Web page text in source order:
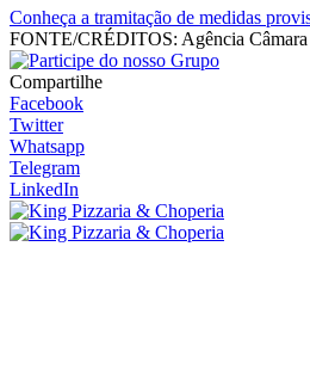
Conheça a tramitação de medidas
FONTE/CRÉDITOS: Agência
Compartilhe
Facebook
Twitter
Whatsapp
Telegram
LinkedIn